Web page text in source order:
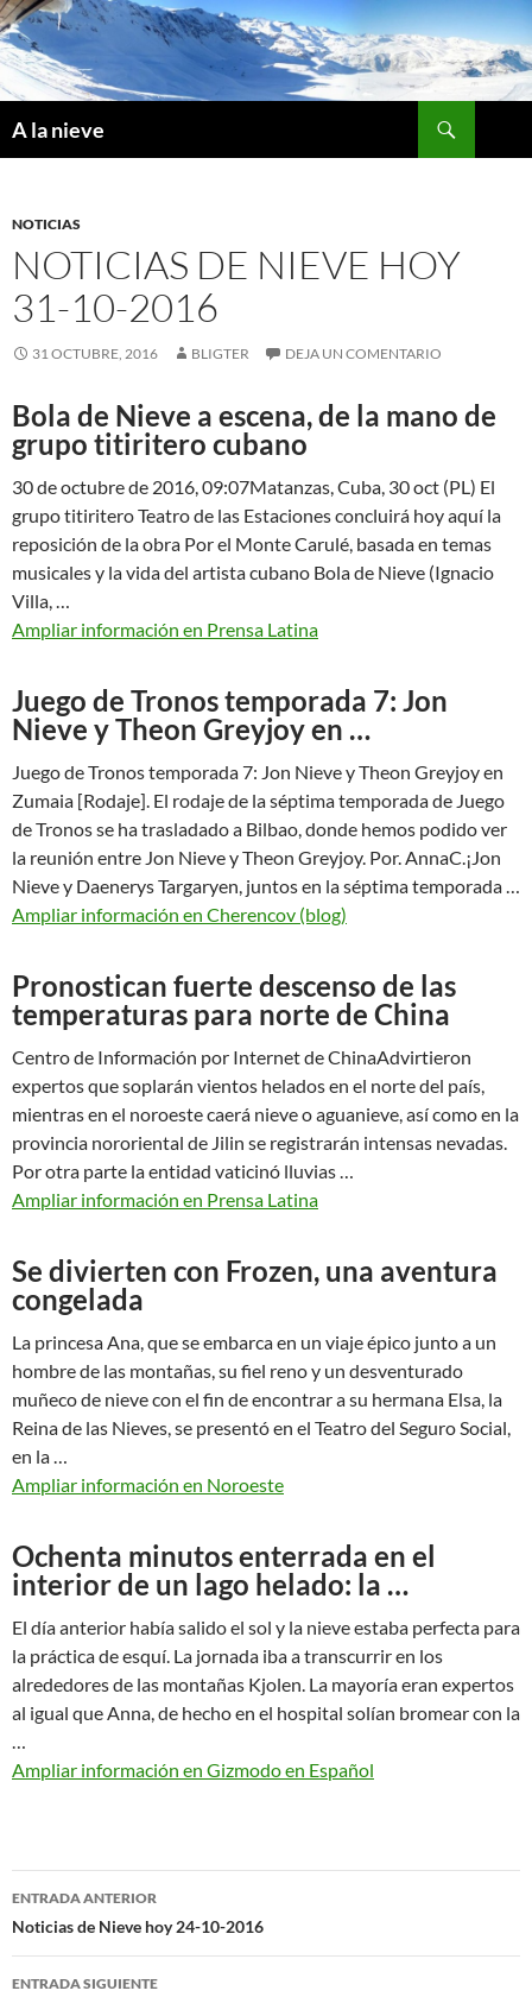
Saltar
al
contenido
A la nieve
NOTICIAS
NOTICIAS DE NIEVE HOY
31-10-2016
31 OCTUBRE, 2016 BLIGTER DEJA UN COMENTARIO
Bola de Nieve a escena, de la mano de
grupo titiritero cubano
30 de octubre de 2016, 09:07Matanzas, Cuba, 30 oct (PL) El
grupo titiritero Teatro de las Estaciones concluirá hoy aquí la
reposición de la obra Por el Monte Carulé, basada en temas
musicales y la vida del artista cubano Bola de Nieve (Ignacio
Villa, …
Ampliar información en Prensa Latina
Juego de Tronos temporada 7: Jon
Nieve y Theon Greyjoy en …
Juego de Tronos temporada 7: Jon Nieve y Theon Greyjoy en
Zumaia [Rodaje]. El rodaje de la séptima temporada de Juego
de Tronos se ha trasladado a Bilbao, donde hemos podido ver
la reunión entre Jon Nieve y Theon Greyjoy. Por. AnnaC.¡Jon
Nieve y Daenerys Targaryen, juntos en la séptima temporada …
Ampliar información en Cherencov (blog)
Pronostican fuerte descenso de las
temperaturas para norte de China
Centro de Información por Internet de ChinaAdvirtieron
expertos que soplarán vientos helados en el norte del país,
mientras en el noroeste caerá nieve o aguanieve, así como en la
provincia nororiental de Jilin se registrarán intensas nevadas.
Por otra parte la entidad vaticinó lluvias …
Ampliar información en Prensa Latina
Se divierten con Frozen, una aventura
congelada
La princesa Ana, que se embarca en un viaje épico junto a un
hombre de las montañas, su fiel reno y un desventurado
muñeco de nieve con el fin de encontrar a su hermana Elsa, la
Reina de las Nieves, se presentó en el Teatro del Seguro Social,
en la …
Ampliar información en Noroeste
Ochenta minutos enterrada en el
interior de un lago helado: la …
El día anterior había salido el sol y la nieve estaba perfecta para
la práctica de esquí. La jornada iba a transcurrir en los
alrededores de las montañas Kjolen. La mayoría eran expertos
al igual que Anna, de hecho en el hospital solían bromear con la
…
Ampliar información en Gizmodo en Español
Navegación
de
entradas
ENTRADA ANTERIOR
Noticias de Nieve hoy 24-10-2016
ENTRADA SIGUIENTE